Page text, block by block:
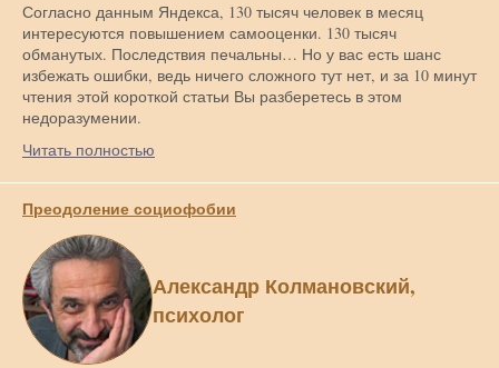
Согласно данным Яндекса, 130 тысяч человек в месяц
интересуются повышением самооценки. 130 тысяч
обманутых. Последствия печальны… Но у вас есть шанс
избежать ошибки, ведь ничего сложного тут нет, и за 10 минут
чтения этой короткой статьи Вы разберетесь в этом
недоразумении.
Читать полностью
Преодоление социофобии
Александр Колмановский,
психолог